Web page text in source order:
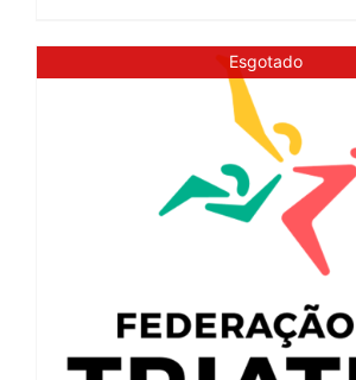
Esgotado